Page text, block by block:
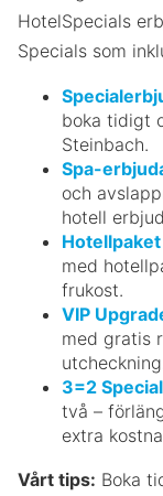
HotelSpecials
Specials som
boka tidigt
Steinbach.
Spa-
och
hotell
med
frukost.
VIP
med gratis
3=2 Special
två –
extra
Vårt tips: Boka